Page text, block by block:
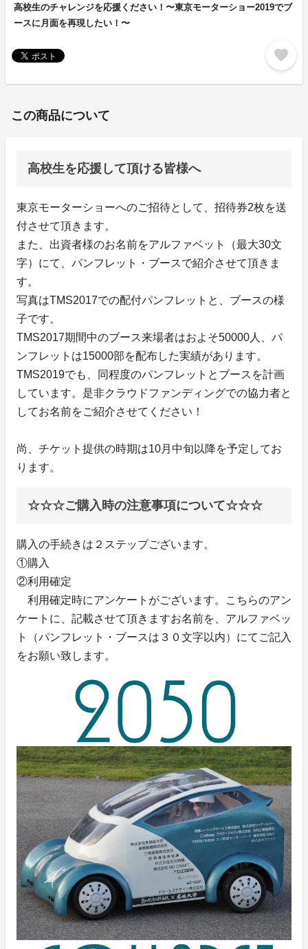
高校生のチャレンジを応援ください！〜東京モーターショー2019でブ
ースに月面を再現したい！〜
favorite
この商品について
高校生を応援して頂ける皆様へ
東京モーターショーへのご招待として、招待券2枚を送
付させて頂きます。
また、出資者様のお名前をアルファベット（最大30文
字）にて、パンフレット・ブースで紹介させて頂きま
す。
写真はTMS2017での配付パンフレットと、ブースの様
子です。
TMS2017期間中のブース来場者はおよそ50000人、パ
ンフレットは15000部を配布した実績があります。
TMS2019でも、同程度のパンフレットとブースを計画
しています。是非クラウドファンディングでの協力者と
してお名前をご紹介させてください！
尚、チケット提供の時期は10月中旬以降を予定してお
ります。
☆☆☆ご購入時の注意事項について☆☆☆
購入の手続きは２ステップございます。
①購入
②利用確定
利用確定時にアンケートがございます。こちらのアン
ケートに、記載させて頂きますお名前を、アルファベッ
ト（パンフレット・ブースは３０文字以内）にてご記入
をお願い致します。